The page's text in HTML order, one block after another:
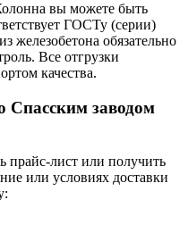
вы можете быть
ГОСТу (серии)
железобетона обязательно
Все отгрузки
качества.
Cпасским заводом
прайс-лист или получить
или условиях доставки